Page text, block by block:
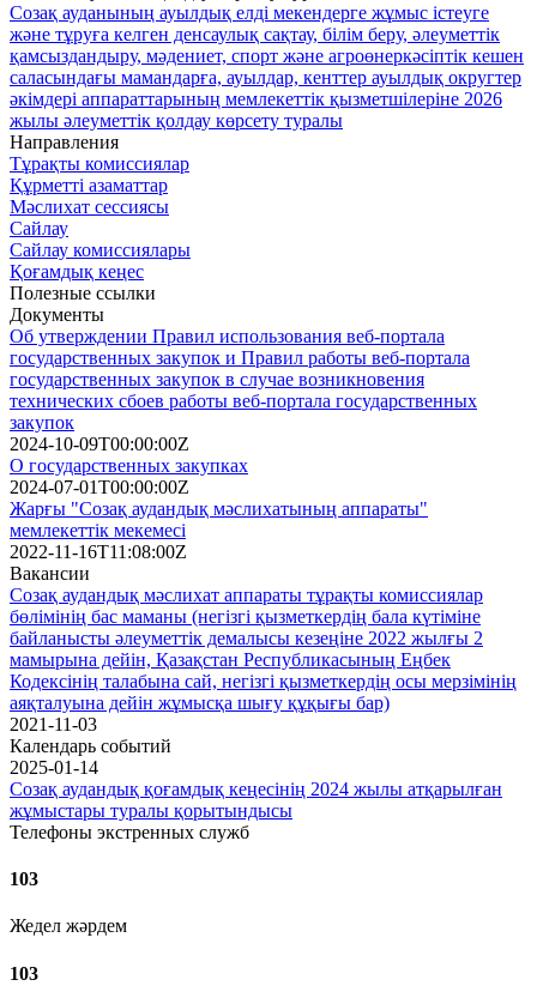
Созақ ауданының ауылдық елді мекендерге жұмыс істеуге
және тұруға келген денсаулық сақтау, білім беру, әлеуметтік
қамсыздандыру, мәдениет, спорт және агроөнеркәсіптік кешен
саласындағы мамандарға, ауылдар, кенттер ауылдық округтер
әкімдері аппараттарының мемлекеттік қызметшілеріне 2026
жылы әлеуметтік қолдау көрсету туралы
Направления
Тұрақты комиссиялар
Құрметті азаматтар
Мәслихат сессиясы
Сайлау
Сайлау комиссиялары
Қоғамдық кеңес
Полезные ссылки
Документы
Об утверждении Правил использования веб-портала
государственных закупок и Правил работы веб-портала
государственных закупок в случае возникновения
технических сбоев работы веб-портала государственных
закупок
2024-10-09T00:00:00Z
О государственных закупках
2024-07-01T00:00:00Z
Жарғы "Созақ аудандық мәслихатының аппараты"
мемлекеттік мекемесі
2022-11-16T11:08:00Z
Вакансии
Созақ аудандық мәслихат аппараты тұрақты комиссиялар
бөлімінің бас маманы (негізгі қызметкердің бала күтіміне
байланысты әлеуметтік демалысы кезеңіне 2022 жылғы 2
мамырына дейін, Қазақстан Республикасының Еңбек
Кодексінің талабына сай, негізгі қызметкердің осы мерзімінің
аяқталуына дейін жұмысқа шығу құқығы бар)
2021-11-03
Календарь событий
2025-01-14
Созақ аудандық қоғамдық кеңесінің 2024 жылы атқарылған
жұмыстары туралы қорытындысы
Телефоны экстренных служб
103
Жедел жәрдем
103